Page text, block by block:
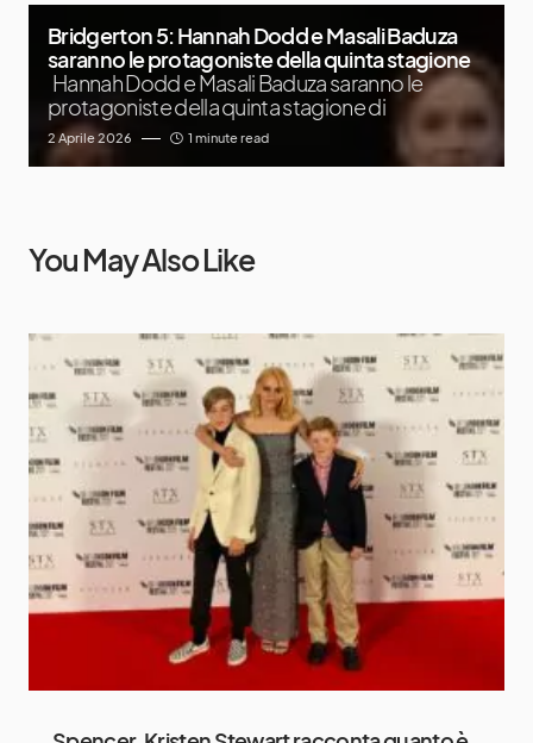
Bridgerton 5: Hannah Dodd e Masali Baduza
saranno le protagoniste della quinta stagione
Hannah Dodd e Masali Baduza saranno le
protagoniste della quinta stagione di
2 Aprile 2026 1 minute read
You May Also Like